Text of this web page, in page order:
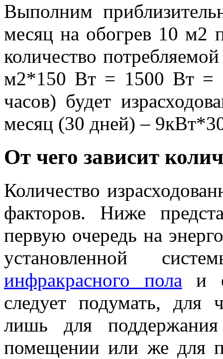
Выполним
месяц на обогрев 10 м2
количество
м2*150 Вт = 1500 Вт =
часов) будет
месяц (30 дней) –
От чего зависит
Количество
факторов. Ниже
первую очередь на
установленной
инфракрасного пола и
следует подумать, для
лишь для
помещении или же для